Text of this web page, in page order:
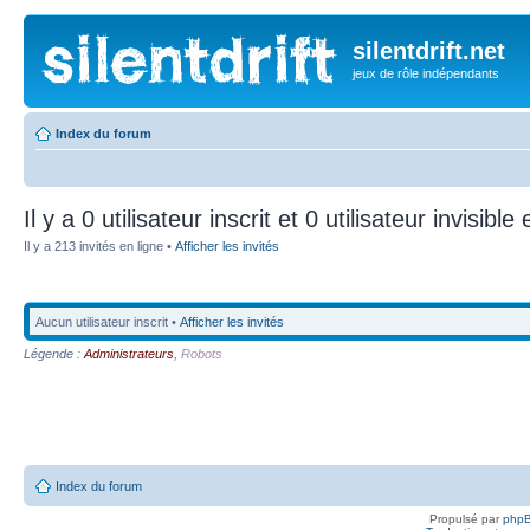
silentdrift.net
jeux de rôle indépendants
Index du forum
Il y a 0 utilisateur inscrit et 0 utilisateur invisible
Il y a 213 invités en ligne • Afficher les invités
Aucun utilisateur inscrit • Afficher les invités
Légende : Administrateurs Robots
Index du forum
Propulsé par